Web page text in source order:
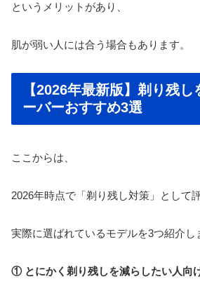
というメリットがあり、
肌が弱い人には合う場合もあります。
【2026年最新版】剃り残
ーバーおすすめ3選
ここからは、
2026年時点で「剃り残し対策」として
実際に選ばれているモデルを3つ紹介し
① とにかく剃り残しを減らしたい人向